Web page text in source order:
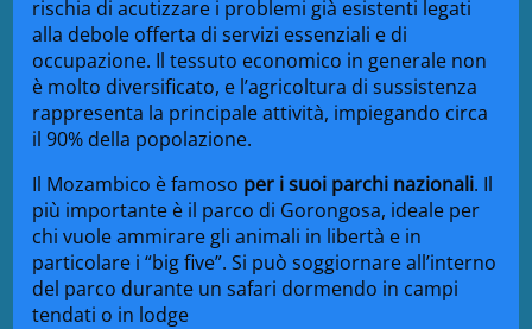
rischia di acutizzare i problemi già esistenti legati
alla debole offerta di servizi essenziali e di
occupazione. Il tessuto economico in generale non
è molto diversificato, e l’agricoltura di sussistenza
rappresenta la principale attività, impiegando circa
il 90% della popolazione.
Il Mozambico è famoso per i suoi parchi nazionali. Il
più importante è il parco di Gorongosa, ideale per
chi vuole ammirare gli animali in libertà e in
particolare i “big five”. Si può soggiornare all’interno
del parco durante un safari dormendo in campi
tendati o in lodge